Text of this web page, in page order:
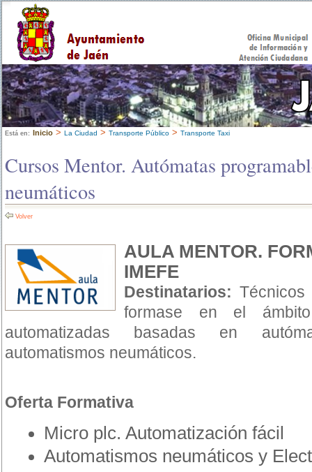
Está en: Inicio > La Ciudad > Transporte Público > Transporte Taxi
Cursos Mentor. Autómatas
neumáticos
Volver
AULA MENTOR.
IMEFE
Destinatarios: Técnicos
formase en el
automatizadas basadas en
automatismos neumáticos.
Oferta Formativa
Micro plc. Automatización fácil
Automatismos neumáticos y